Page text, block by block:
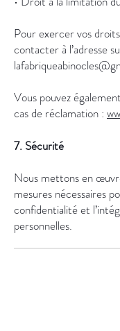
Pour exercer vos
contacter à l’adresse
Vous pouvez
cas de réclamation :
7. Sécurité
Nous mettons en
mesures nécessaires
confidentialité et
personnelles.